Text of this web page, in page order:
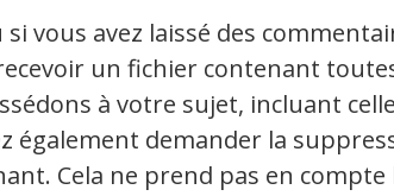
vous avez laissé des
un fichier contenant
à votre sujet, incluant
également demander la
Cela ne prend pas en compte